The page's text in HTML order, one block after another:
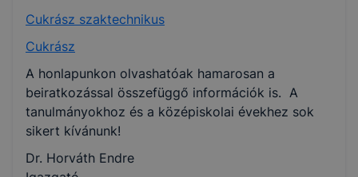
Cukrász szaktechnikus
Cukrász
A honlapunkon olvashatóak hamarosan a
beiratkozással összefüggő információk is. A
tanulmányokhoz és a középiskolai évekhez sok
sikert kívánunk!
Dr. Horváth Endre